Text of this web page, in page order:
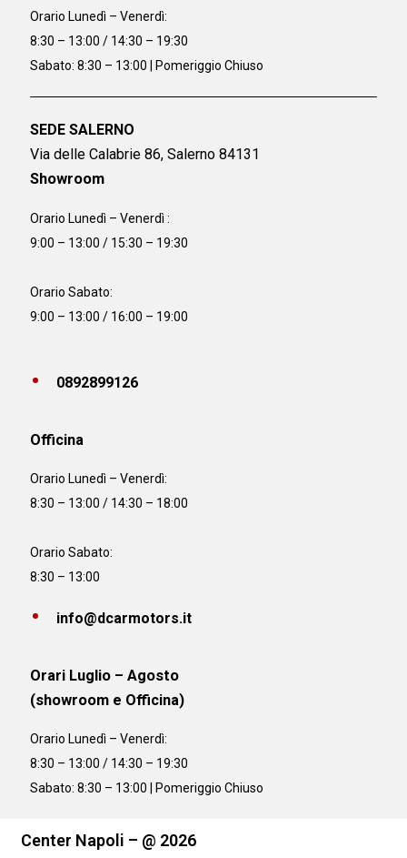
Orario Lunedì – Venerdì:
8:30 – 13:00 / 14:30 – 19:30
Sabato: 8:30 – 13:00 | Pomeriggio Chiuso
SEDE SALERNO
Via delle Calabrie 86, Salerno 84131
Showroom
Orario Lunedì – Venerdì :
9:00 – 13:00 / 15:30 – 19:30
Orario Sabato:
9:00 – 13:00 / 16:00 – 19:00
0892899126
Officina
Orario Lunedì – Venerdì:
8:30 – 13:00 / 14:30 – 18:00
Orario Sabato:
8:30 – 13:00
info@dcarmotors.it
Orari Luglio – Agosto
(showroom e Officina)
Orario Lunedì – Venerdì:
8:30 – 13:00 / 14:30 – 19:30
Sabato: 8:30 – 13:00 | Pomeriggio Chiuso
Center Napoli – @ 2026